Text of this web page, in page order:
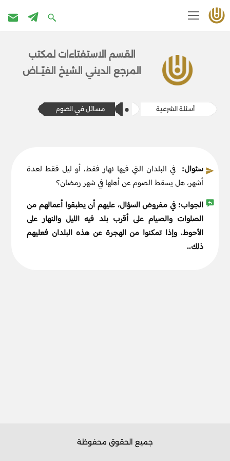
القسم الاستفتاءات ل​​مكتب
المرج​ع الديني الشيخ الفيّــاض
أسئلة الشرعية ​​مسائل في الصوم
سئوال: في البلدان التي فيها نهار فقط، أو ليل فقط لعدة
أشهر، هل يسقط الصوم عن أهلها في شهر رمضان؟
الجواب:في مفروض السؤال، عليهم أن يطبقوا أعمالهم من
الصلوات والصيام على أقرب بلد فيه الليل والنهار على
الأحوط. وإذا تمكنوا من الهجرة عن هذه البلدان فعليهم
ذلك..
جميع الحقوق محفوظة